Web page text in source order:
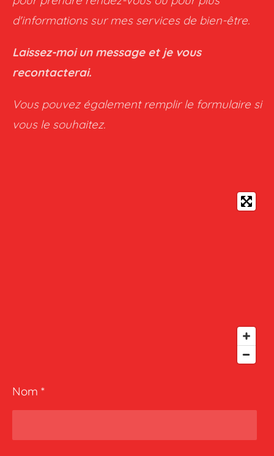
d'informations sur mes services de bien-être.
Laissez-moi un message et je vous
recontacterai.
Vous pouvez également remplir le formulaire si
vous le souhaitez.
Nom *